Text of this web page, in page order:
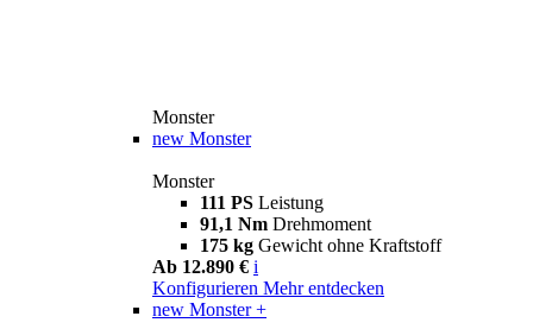
Monster
new Monster
Monster
111 PS Leistung
91,1 Nm Drehmoment
175 kg Gewicht ohne Kraftstoff
Ab 12.890 € i
Konfigurieren Mehr entdecken
new Monster +